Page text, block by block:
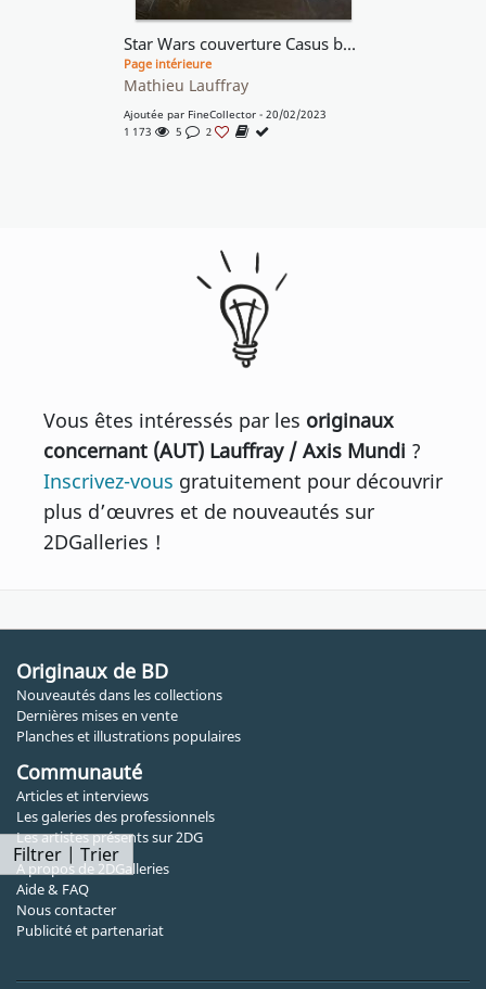
Filtrer | Trier
Star Wars couverture Casus belli 89
Page intérieure
Mathieu Lauffray
Ajoutée par FineCollector - 20/02/2023
1 173
5 2
Vous êtes intéressés par les originaux
concernant (AUT) Lauffray / Axis Mundi ?
Inscrivez-vous gratuitement pour découvrir
plus d’œuvres et de nouveautés sur
2DGalleries !
Originaux de BD
Nouveautés dans les collections
Dernières mises en vente
Planches et illustrations populaires
Communauté
Articles et interviews
Les galeries des professionnels
Les artistes présents sur 2DG
A propos de 2DGalleries
Aide & FAQ
Nous contacter
Publicité et partenariat